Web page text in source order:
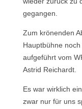
gegangen.
Zum krönenden
Hauptbühne noch
aufgeführt vom
Astrid Reichardt.
Es war wirklich
zwar nur für uns